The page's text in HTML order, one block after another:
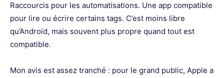
Raccourcis pour les automatisations. Une app compatible
pour lire ou écrire certains tags. C’est moins libre
qu’Android, mais souvent plus propre quand tout est
compatible.
Mon avis est assez tranché : pour le grand public, Apple a